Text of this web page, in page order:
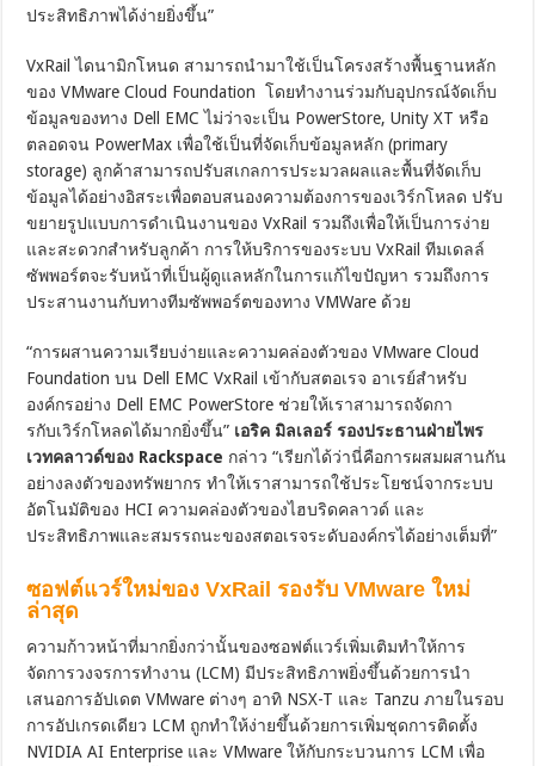
ประสิทธิภาพได้ง่ายยิ่งขึ้น”
VxRail ไดนามิกโหนด สามารถนำมาใช้เป็นโครงสร้างพื้นฐานหลัก
ของ VMware Cloud Foundation โดยทำงานร่วมกับอุปกรณ์จัดเก็บ
ข้อมูลของทาง Dell EMC ไม่ว่าจะเป็น PowerStore, Unity XT หรือ
ตลอดจน PowerMax เพื่อใช้เป็นที่จัดเก็บข้อมูลหลัก (primary
storage) ลูกค้าสามารถปรับสเกลการประมวลผลและพื้นที่จัดเก็บ
ข้อมูลได้อย่างอิสระเพื่อตอบสนองความต้องการของเวิร์กโหลด ปรับ
ขยายรูปแบบการดำเนินงานของ VxRail รวมถึงเพื่อให้เป็นการง่าย
และสะดวกสำหรับลูกค้า การให้บริการของระบบ VxRail ทีมเดลล์
ซัพพอร์ตจะรับหน้าที่เป็นผู้ดูแลหลักในการแก้ไขปัญหา รวมถึงการ
ประสานงานกับทางทีมซัพพอร์ตของทาง VMWare ด้วย
“การผสานความเรียบง่ายและความคล่องตัวของ VMware Cloud
Foundation บน Dell EMC VxRail เข้ากับสตอเรจ อาเรย์สำหรับ
องค์กรอย่าง Dell EMC PowerStore ช่วยให้เราสามารถจัดกา
รกับเวิร์กโหลดได้มากยิ่งขึ้น” เอริค มิลเลอร์ รองประธานฝ่ายไพร
เวทคลาวด์ของ Rackspace กล่าว “เรียกได้ว่านี่คือการผสมผสานกัน
อย่างลงตัวของทรัพยากร ทำให้เราสามารถใช้ประโยชน์จากระบบ
อัตโนมัติของ HCI ความคล่องตัวของไฮบริดคลาวด์ และ
ประสิทธิภาพและสมรรถนะของสตอเรจระดับองค์กรได้อย่างเต็มที่”
ซอฟต์แวร์ใหม่ของVxRail รองรับ VMware ใหม่
ล่าสุด
ความก้าวหน้าที่มากยิ่งกว่านั้นของซอฟต์แวร์เพิ่มเติมทำให้การ
จัดการวงจรการทำงาน (LCM) มีประสิทธิภาพยิ่งขึ้นด้วยการนำ
เสนอการอัปเดต VMware ต่างๆ อาทิ NSX-T และ Tanzu ภายในรอบ
การอัปเกรดเดียว LCM ถูกทำให้ง่ายขึ้นด้วยการเพิ่มชุดการติดตั้ง
NVIDIA AI Enterprise และ VMware ให้กับกระบวนการ LCM เพื่อ